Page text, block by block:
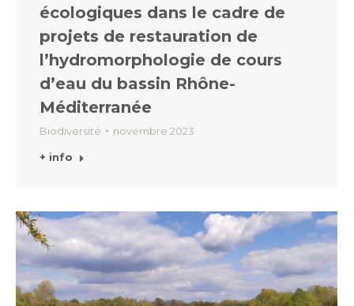
écologiques dans le cadre de
projets de restauration de
l’hydromorphologie de cours
d’eau du bassin Rhône-
Méditerranée
Biodiversité novembre 2023
+ info